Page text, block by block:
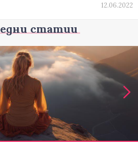
12.06.2022
статии